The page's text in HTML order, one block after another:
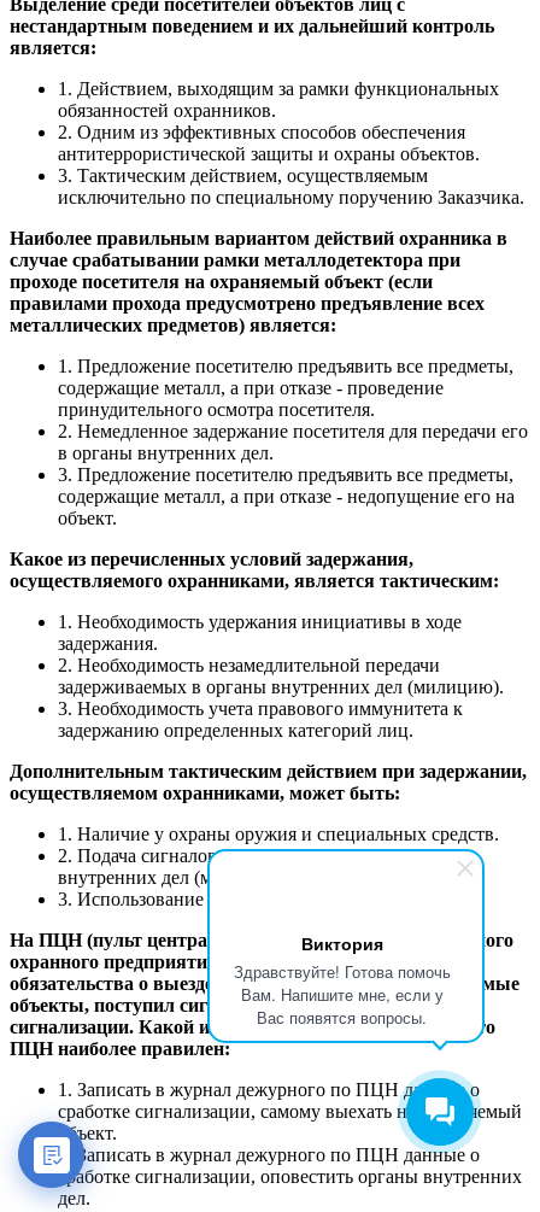
Виктория
Здравствуйте! Готова помочь
Вам. Напишите мне, если у
Вас появятся вопросы.
нестандартным поведением и их дальнейший контроль
является:
1. Действием, выходящим за рамки функциональных
обязанностей охранников.
2. Одним из эффективных способов обеспечения
антитеррористической защиты и охраны объектов.
3. Тактическим действием, осуществляемым
исключительно по специальному поручению Заказчика.
Наиболее правильным вариантом действий охранника в
случае срабатывании рамки металлодетектора при
проходе посетителя на охраняемый объект (если
правилами прохода предусмотрено предъявление всех
металлических предметов) является:
1. Предложение посетителю предъявить все предметы,
содержащие металл, а при отказе - проведение
принудительного осмотра посетителя.
2. Немедленное задержание посетителя для передачи его
в органы внутренних дел.
3. Предложение посетителю предъявить все предметы,
содержащие металл, а при отказе - недопущение его на
объект.
Какое из перечисленных условий задержания,
осуществляемого охранниками, является тактическим:
1. Необходимость удержания инициативы в ходе
задержания.
2. Необходимость незамедлительной передачи
задерживаемых в органы внутренних дел (милицию).
3. Необходимость учета правового иммунитета к
задержанию определенных категорий лиц.
Дополнительным тактическим действием при задержании,
осуществляемом охранниками, может быть:
1. Наличие у охраны оружия и специальных средств.
2. Подача сигналов свистком, принятых в органах
внутренних дел (милиции).
3. Использование служебных собак.
На ПЦН (пульт централизованного наблюдения) частного
охранного предприятия, имеющего договорные
обязательства о выезде своих сотрудников на охраняемые
объекты, поступил сигнал с объекта о срабатывании
сигнализации. Какой из вариантов действий дежурного
ПЦН наиболее правилен:
1. Записать в журнал дежурного по ПЦН данные о
сработке сигнализации, самому выехать на охраняемый
объект.
2. Записать в журнал дежурного по ПЦН данные о
сработке сигнализации, оповестить органы внутренних
дел.